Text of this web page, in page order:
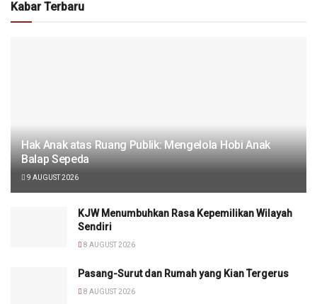
Kabar Terbaru
Hak Anak atas Ruang Publik: Mengelola Hobi Anak
Balap Sepeda
9 AUGUST 2026
KJW Menumbuhkan Rasa Kepemilikan Wilayah
Sendiri
8 AUGUST 2026
Pasang-Surut dan Rumah yang Kian Tergerus
8 AUGUST 2026